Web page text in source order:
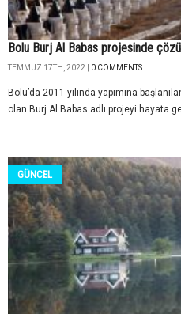
Bolu Burj Al Babas projesinde
TEMMUZ 17TH, 2022 | 0 COMMENTS
Bolu’da 2011 yılında yapımına
olan Burj Al Babas adlı projeyi hayata
GÜNCEL